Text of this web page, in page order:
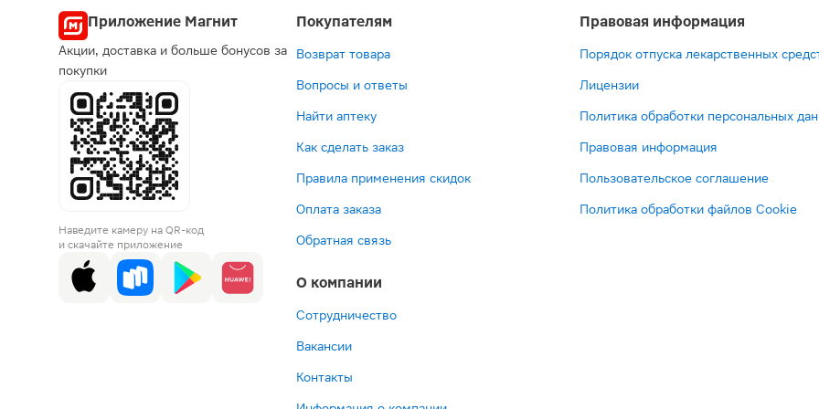
Приложение Магнит
Акции, доставка и больше бонусов за
покупки
Наведите камеру на QR-код
и скачайте приложение
Покупателям
Возврат товара
Вопросы и ответы
Найти аптеку
Как сделать заказ
Правила применения скидок
Оплата заказа
Обратная связь
О компании
Сотрудничество
Вакансии
Контакты
Правовая информация
Порядок отпуска лекарственных
Лицензии
Политика обработки персональных
Правовая информация
Пользовательское соглашение
Политика обработки файлов Cookie